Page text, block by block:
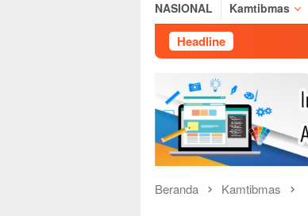
NASIONAL Kamtibmas
Headline
Beranda Kamtibmas